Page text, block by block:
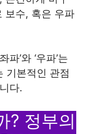
보수, 혹은 우파
’와 ‘우파’는
기본적인 관점
다.
? 정부의